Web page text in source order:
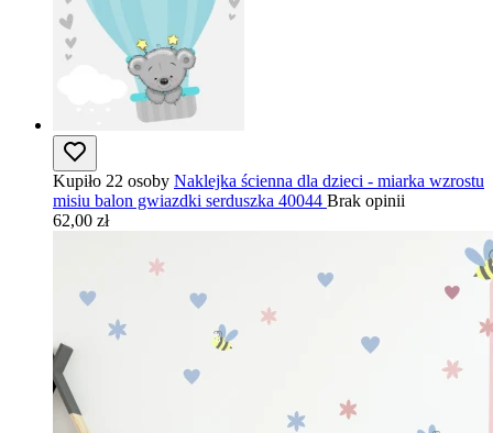
Kupiło 22 osoby Naklejka ścienna dla dzieci - miarka wzrostu
misiu balon gwiazdki serduszka 40044 Brak opinii
62,00 zł